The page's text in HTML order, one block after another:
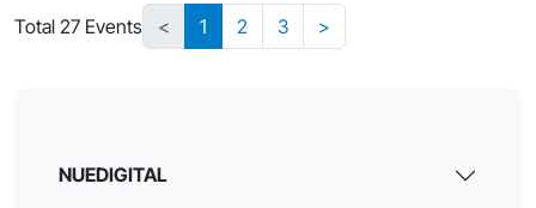
Total 27 Events < 1 2 3 >
NUEDIGITAL